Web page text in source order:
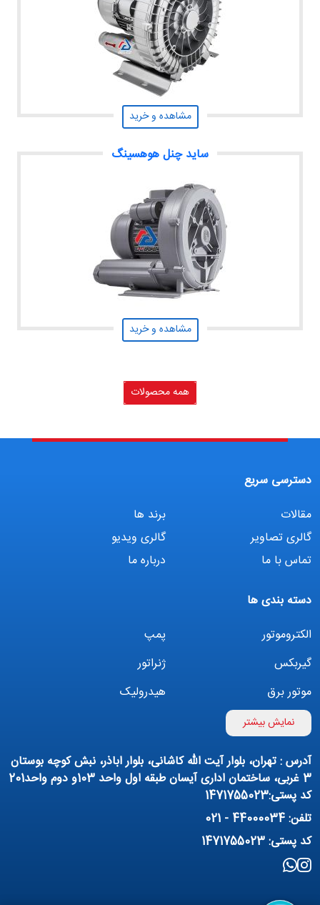
مشاهده و خرید
ساید چنل هوهسینگ
مشاهده و خرید
همه محصولات
دسترسی سریع
مقالات
برند ها
گالری تصاویر
گالری ویدیو
تماس با ما
درباره ما
دسته بندی ها
الکتروموتور
پمپ
گیربکس
ژنراتور
موتور برق
هیدرولیک
اینورتر
تهویه مطبوع
پمپ هواده
پمپ وکیوم
فیلتراسیون و تصفیه
منبع آب (تانکر آب)
مواد شیمیایی
نمایش بیشتر
آدرس : تهران، بلوار آیت الله کاشانی، بلوار اباذر، نبش کوچه بوستان
3 غربی، ساختمان اداری آیسان طبقه اول واحد 103و دوم واحد201
کد پستی:1471755023
تلفن: 44000034 - 021
کد پستی: 1471755023